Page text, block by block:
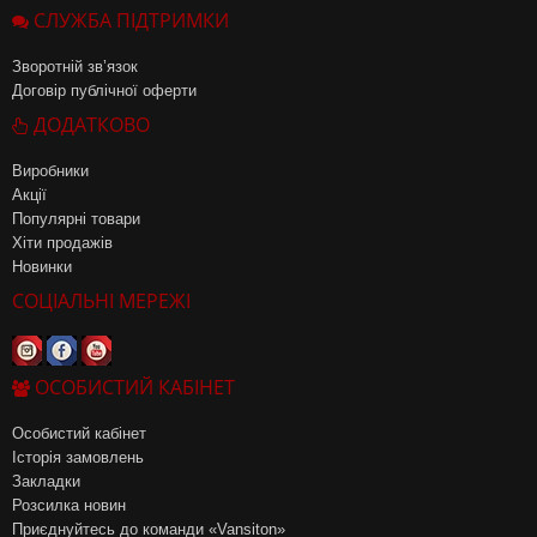
СЛУЖБА ПІДТРИМКИ
Зворотній зв’язок
Договір публічної оферти
ДОДАТКОВО
Виробники
Акції
Популярні товари
Хіти продажів
Новинки
СОЦІАЛЬНІ МЕРЕЖІ
ОСОБИСТИЙ КАБІНЕТ
Особистий кабінет
Історія замовлень
Закладки
Розсилка новин
Приєднуйтесь до команди «Vansiton»